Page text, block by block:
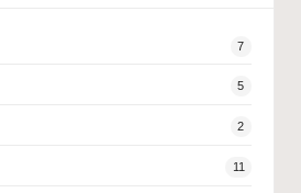
7
5
2
11